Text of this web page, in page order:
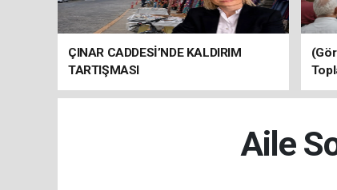
ÇINAR CADDESİ’NDE KALDIRIM
TARTIŞMASI
Aile